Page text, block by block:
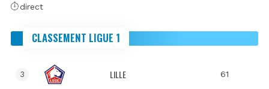
direct
CLASSEMENT LIGUE 1
3 LILLE 61